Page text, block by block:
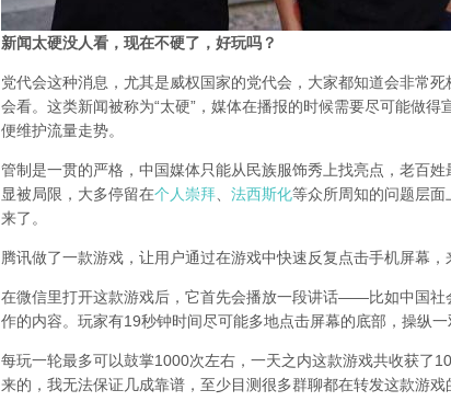
新闻太硬没人看，现在不硬了，好玩吗？
党代会这种消息，尤其是威权国家的党代会，大家都知道会非常
会看。这类新闻被称为“太硬”，媒体在播报的时候需要尽可能做
便维护流量走势。
管制是一贯的严格，中国媒体只能从民族服饰秀上找亮点，老百
显被局限，大多停留在个人崇拜 法西斯化等众所周知的问题层面
来了。
腾讯做了一款游戏，让用户通过在游戏中快速反复点击手机屏幕，
在微信里打开这款游戏后，它首先会播放一段讲话——比如中国社
作的内容。玩家有19秒钟时间尽可能多地点击屏幕的底部，操纵一
每玩一轮最多可以鼓掌1000次左右，一天之内这款游戏共收获了
来的，我无法保证几成靠谱，至少目测很多群聊都在转发这款游戏